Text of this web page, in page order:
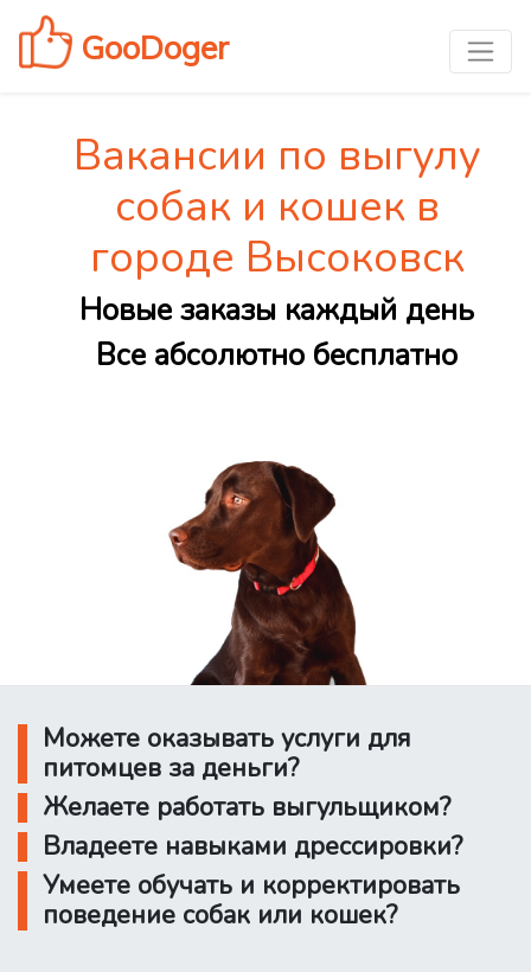
GooDoger
Вакансии по выгулу
собак и кошек в
городе Высоковск
Новые заказы каждый день
Все абсолютно бесплатно
Можете оказывать услуги для
питомцев за деньги?
Желаете работать выгульщиком?
Владеете навыками дрессировки?
Умеете обучать и корректировать
поведение собак или кошек?